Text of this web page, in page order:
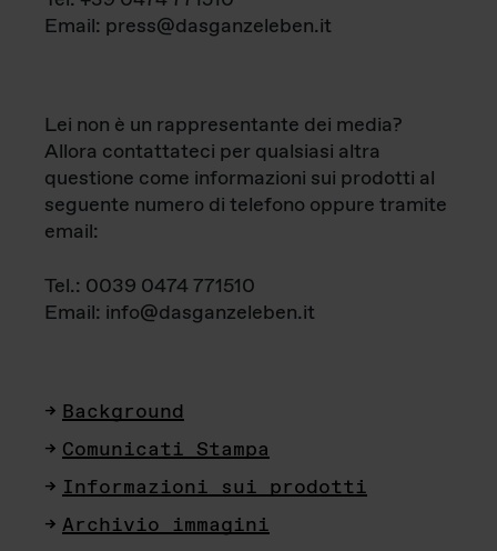
Email: press@dasganzeleben.it
Lei non è un rappresentante dei media?
Allora contattateci per qualsiasi altra
questione come informazioni sui prodotti al
seguente numero di telefono oppure tramite
email:
Tel.: 0039 0474 771510
Email: info@dasganzeleben.it
Background
Comunicati Stampa
Informazioni sui prodotti
Archivio immagini